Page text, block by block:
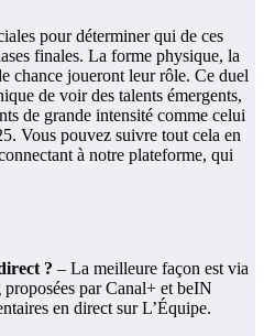
pour déterminer qui de ces
finales. La forme physique, la
chance joueront leur rôle. Ce duel
de voir des talents émergents,
de grande intensité comme celui
Vous pouvez suivre tout cela en
à notre plateforme, qui
? – La meilleure façon est via
par Canal+ et beIN
en direct sur L’Équipe.